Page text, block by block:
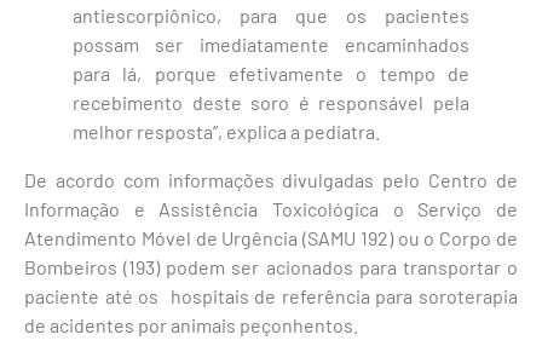
antiescorpiônico, para que os pacientes
possam ser imediatamente encaminhados
para lá, porque efetivamente o tempo de
recebimento deste soro é responsável pela
melhor resposta”, explica a pediatra.
De acordo com informações divulgadas pelo Centro de
Informação e Assistência Toxicológica o Serviço de
Atendimento Móvel de Urgência (SAMU 192) ou o Corpo de
Bombeiros (193) podem ser acionados para transportar o
paciente até os hospitais de referência para soroterapia
de acidentes por animais peçonhentos.